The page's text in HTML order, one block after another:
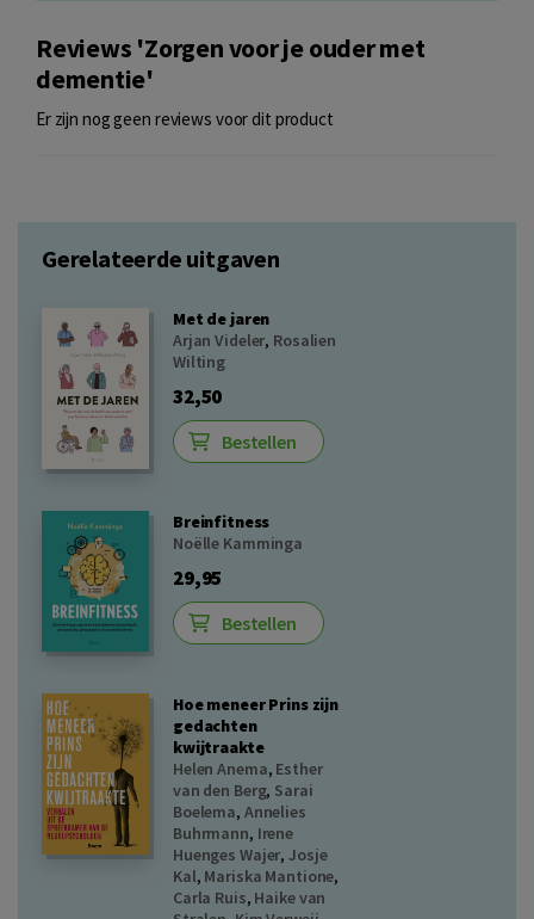
Reviews 'Zorgen voor je ouder met
dementie'
Er zijn nog geen reviews voor dit product
Gerelateerde uitgaven
Met de jaren
Arjan Videler, Rosalien
Wilting
32,50
Bestellen
Breinfitness
Noëlle Kamminga
29,95
Bestellen
Hoe meneer Prins zijn
gedachten
kwijtraakte
Helen Anema, Esther
van den Berg, Sarai
Boelema, Annelies
Buhrmann, Irene
Huenges Wajer,Josje
Kal, Mariska Mantione,
Carla Ruis, Haike van